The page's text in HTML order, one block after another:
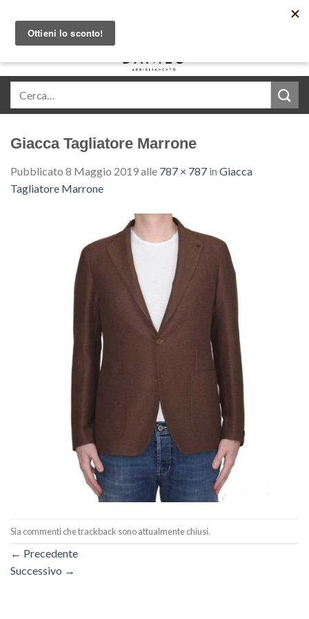
content
Giacca Tagliatore Marrone
Pubblicato 8 Maggio 2019alle 787 × 787 in Giacca
Tagliatore Marrone
Sia commenti che trackback sono attualmente chiusi.
← Precedente
Successivo →